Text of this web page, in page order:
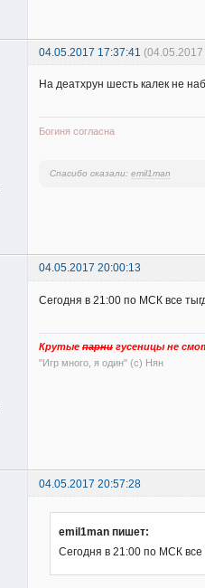
04.05.2017 17:37:41
На деатхрун шесть калек не
Богиня согласна
Спасибо сказали: emil1man
04.05.2017 20:00:13
Сегодня в 21:00 по МСК все
Крутые парни гусеницы не
"Игр много, я один" (с) Нян
04.05.2017 20:57:28
emil1man пишет:
Сегодня в 21:00 по МСК все